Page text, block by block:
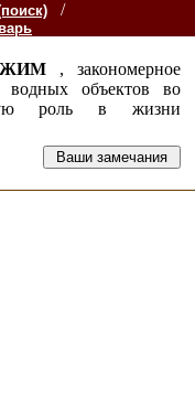
/
, закономерное
водных объектов во
роль в жизни